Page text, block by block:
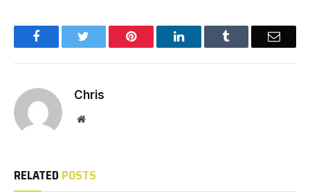
Facebook Pinterest LinkedIn Email
Chris
Website
RELATED POSTS